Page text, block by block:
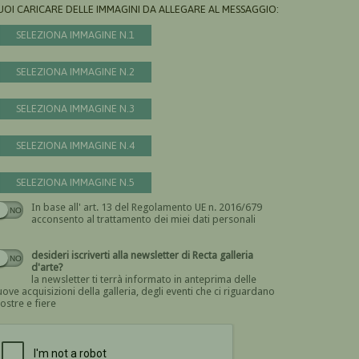
CARICARE DELLE IMMAGINI DA ALLEGARE AL MESSAGGIO:
SELEZIONA IMMAGINE N.1
SELEZIONA IMMAGINE N.2
SELEZIONA IMMAGINE N.3
SELEZIONA IMMAGINE N.4
SELEZIONA IMMAGINE N.5
In base all' art. 13 del Regolamento UE n. 2016/679
acconsento al trattamento dei miei dati personali
Devi dare il consenso
desideri iscriverti alla newsletter di Recta galleria
d'arte?
la newsletter ti terrà informato in anteprima delle
acquisizioni della galleria, degli eventi che ci riguardano
e fiere